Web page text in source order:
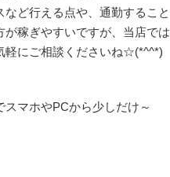
ど行える点や、通勤すること
稼ぎやすいですが、当店では
軽にご相談くださいね☆(*^^*)
マホやPCから少しだけ～